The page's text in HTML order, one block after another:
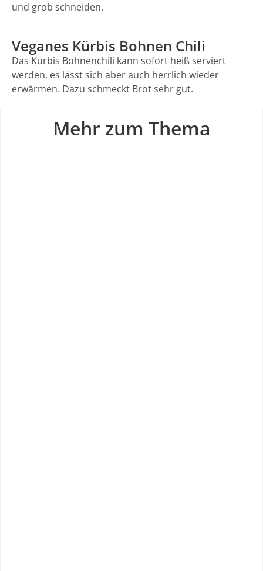
und grob schneiden.
Veganes Kürbis Bohnen Chili
Das Kürbis Bohnenchili kann sofort heiß serviert
werden, es lässt sich aber auch herrlich wieder
erwärmen. Dazu schmeckt Brot sehr gut.
Mehr zum Thema